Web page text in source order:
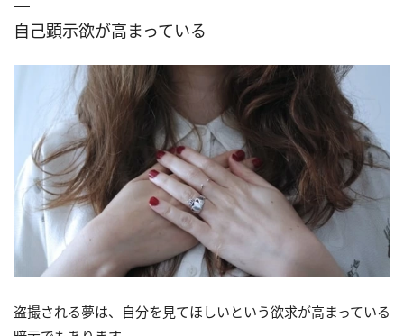
自己顕示欲が高まっている
盗撮される夢は、自分を見てほしいという欲求が高まっている